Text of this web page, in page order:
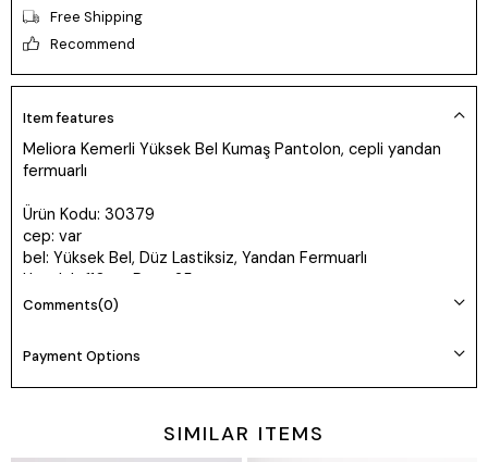
Free Shipping
Recommend
Item features
Meliora Kemerli Yüksek Bel Kumaş Pantolon, cepli yandan
fermuarlı
Ürün Kodu: 30379
cep: var
bel: Yüksek Bel, Düz Lastiksiz, Yandan Fermuarlı
Uzunluk: 110cm Paça 25cm
Kumaş: Dokuma viskon likra
Beden seçimi vücut tipine göre değişiklik gösterebilir.
Comments(0)
Payment Options
SIMILAR ITEMS